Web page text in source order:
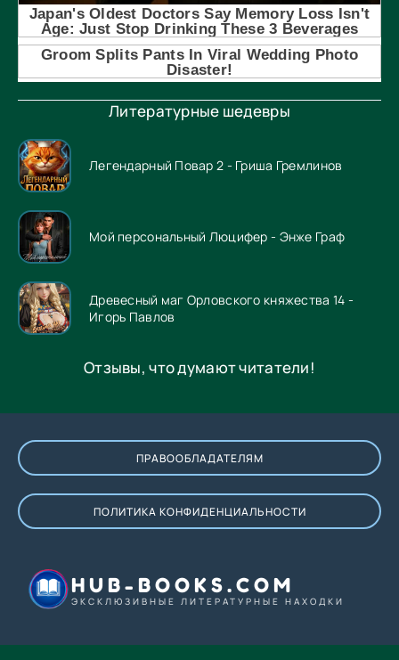
Литературные шедевры
Легендарный Повар 2 - Гриша Гремлинов
Мой персональный Люцифер - Энже Граф
Древесный маг Орловского княжества 14 -
Игорь Павлов
Отзывы, что думают читатели!
ПРАВООБЛАДАТЕЛЯМ
ПОЛИТИКА КОНФИДЕНЦИАЛЬНОСТИ
HUB-BOOKS.COM
ЭКСКЛЮЗИВНЫЕ ЛИТЕРАТУРНЫЕ НАХОДКИ